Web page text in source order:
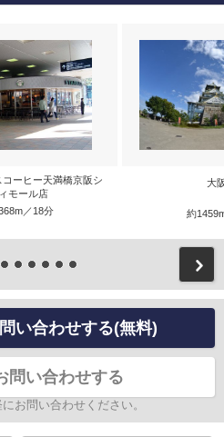
ーヒー天満橋京阪シ
モール店
／18分
大
約
い合わせする(無料)
問い合わせする
お問い合わせください。